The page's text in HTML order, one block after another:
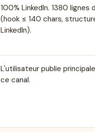
100% LinkedIn. 1380
(hook ≤ 140 chars,
LinkedIn).
L'utilisateur publie
ce canal.